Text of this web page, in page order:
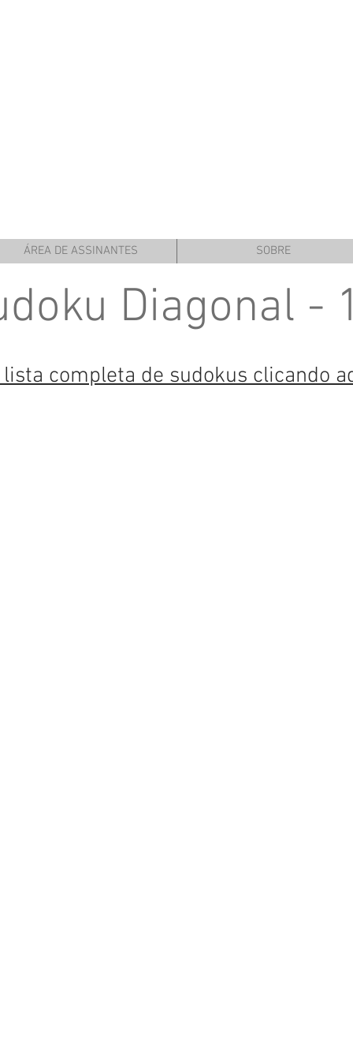
ÁREA DE ASSINANTES SOBRE
Diagonal -
lista completa de sudokus clicando